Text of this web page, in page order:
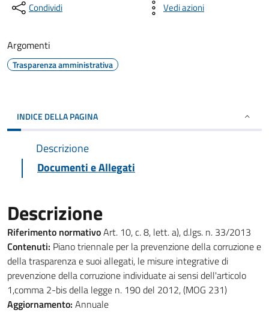
Condividi Vedi azioni
Argomenti
Trasparenza amministrativa
INDICE DELLA PAGINA
Descrizione
Documenti e Allegati
Descrizione
Riferimento normativoArt. 10, c. 8, lett. a), d.lgs. n. 33/2013
Contenuti: Piano triennale per la prevenzione della corruzione e
della trasparenza e suoi allegati, le misure integrative di
prevenzione della corruzione individuate ai sensi dell'articolo
1,comma 2-bis della legge n. 190 del 2012, (MOG 231)
Aggiornamento: Annuale